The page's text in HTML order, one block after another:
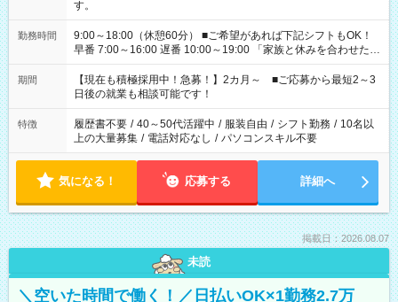
す。
勤務時間
9:00～18:00（休憩60分） ■ご希望があれば下記シフトもOK！
早番 7:00～16:00 遅番 10:00～19:00 「家族と休みを合わせた
い」 「余裕を持って夕飯の準備がしたい」 「できれば残業はし
たくない」 など、ご希望を教えてくださいね。 ※Wワーク希望
の方へ 今ご覧のお仕事で希望する勤務時間と、もう1つのお仕事
の勤務時間。 合計で週40時間を超える場合は応募できません。
期間
【現在も積極採用中！急募！】2カ月～ ■ご応募から最短2～3
日後の就業も相談可能です！
特徴 履歴書不要 / 40～50代活躍中 / 服装自由 / シフト勤務 / 10名以
上の大量募集 / 電話対応なし / パソコンスキル不要
気になる！ 応募する 詳細へ
掲載日：2026.08.07
未読
＼空いた時間で働く！／日払いOK×1勤務2.7万